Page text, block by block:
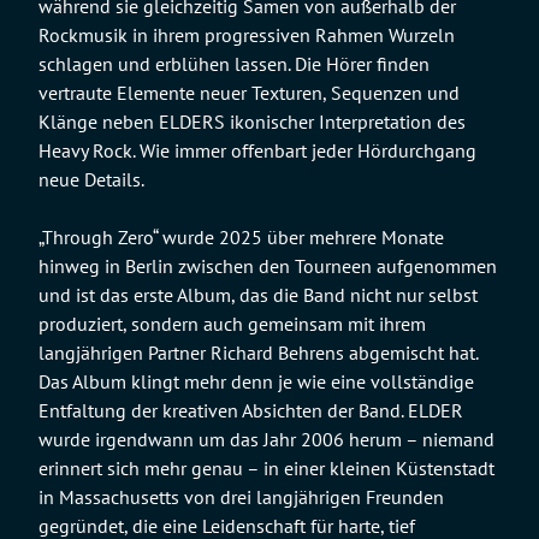
während sie gleichzeitig Samen von außerhalb der
Rockmusik in ihrem progressiven Rahmen Wurzeln
schlagen und erblühen lassen. Die Hörer finden
vertraute Elemente neuer Texturen, Sequenzen und
Klänge neben ELDERS ikonischer Interpretation des
Heavy Rock. Wie immer offenbart jeder Hördurchgang
neue Details.
„Through Zero“ wurde 2025 über mehrere Monate
hinweg in Berlin zwischen den Tourneen aufgenommen
und ist das erste Album, das die Band nicht nur selbst
produziert, sondern auch gemeinsam mit ihrem
langjährigen Partner Richard Behrens abgemischt hat.
Das Album klingt mehr denn je wie eine vollständige
Entfaltung der kreativen Absichten der Band. ELDER
wurde irgendwann um das Jahr 2006 herum – niemand
erinnert sich mehr genau – in einer kleinen Küstenstadt
in Massachusetts von drei langjährigen Freunden
gegründet, die eine Leidenschaft für harte, tief